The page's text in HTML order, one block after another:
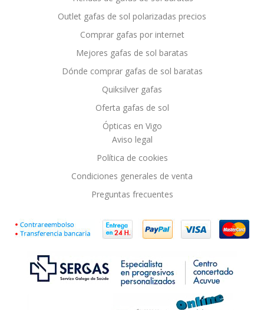
Outlet gafas de sol polarizadas precios
Comprar gafas por internet
Mejores gafas de sol baratas
Dónde comprar gafas de sol baratas
Quiksilver gafas
Oferta gafas de sol
Ópticas en Vigo
Aviso legal
Política de cookies
Condiciones generales de venta
Preguntas frecuentes